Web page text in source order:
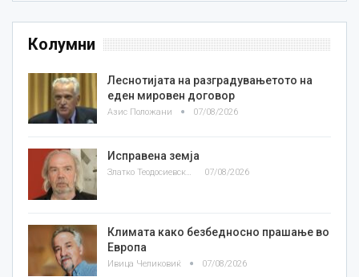
Колумни
Леснотијата на разградувањетото на
еден мировен договор
Азис Положани 07/08/2026
Исправена земја
Златко Теодосиевски 07/08/2026
Климата како безбедносно прашање во
Европа
Ивица Челиковиќ 07/08/2026